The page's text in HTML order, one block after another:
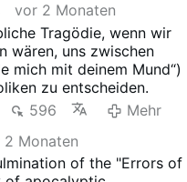
vor 2 Monaten
Tragödie, wenn wir
wären, uns zwischen
mich mit deinem Mund“)
zu entscheiden.
596
Mehr
Monaten
of the "Errors of